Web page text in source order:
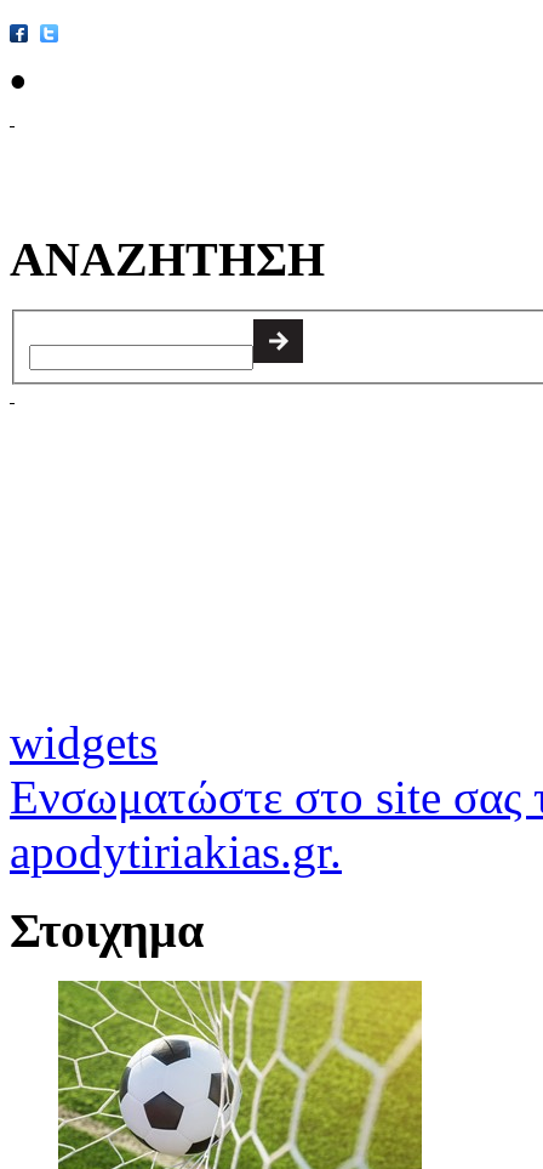
•
ΑΝΑΖΗΤΗΣΗ
widgets
Ενσωματώστε στο site σας
apodytiriakias.gr.
Στοιχημα